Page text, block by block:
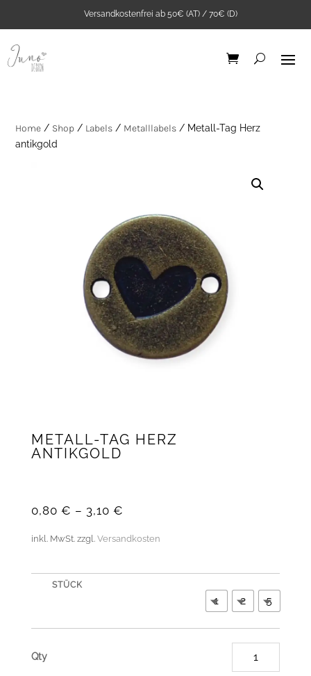
Versandkostenfrei ab 50€ (AT) / 70€ (D)
Home / Shop / Labels / Metalllabels / Metall-Tag Herz
antikgold
METALL-TAG HERZ
ANTIKGOLD
0,80 € – 3,10 €
inkl. MwSt. zzgl. Versandkosten
STÜCK
1 2 5